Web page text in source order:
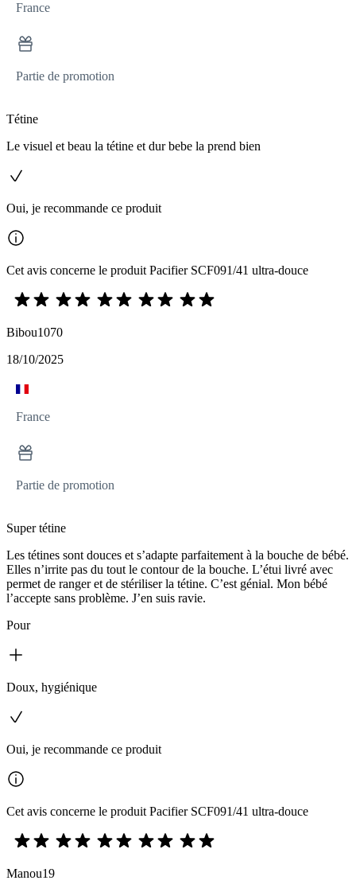
France
Partie de promotion
Tétine
Le visuel et beau la tétine et dur bebe la prend bien
Oui, je recommande ce produit
Cet avis concerne le produit Pacifier SCF091/41 ultra-douce
Bibou1070
18/10/2025
France
Partie de promotion
Super tétine
Les tétines sont douces et s’adapte parfaitement à la bouche de bébé.
Elles n’irrite pas du tout le contour de la bouche. L’étui livré avec
permet de ranger et de stériliser la tétine. C’est génial. Mon bébé
l’accepte sans problème. J’en suis ravie.
Pour
Doux, hygiénique
Oui, je recommande ce produit
Cet avis concerne le produit Pacifier SCF091/41 ultra-douce
Manou19